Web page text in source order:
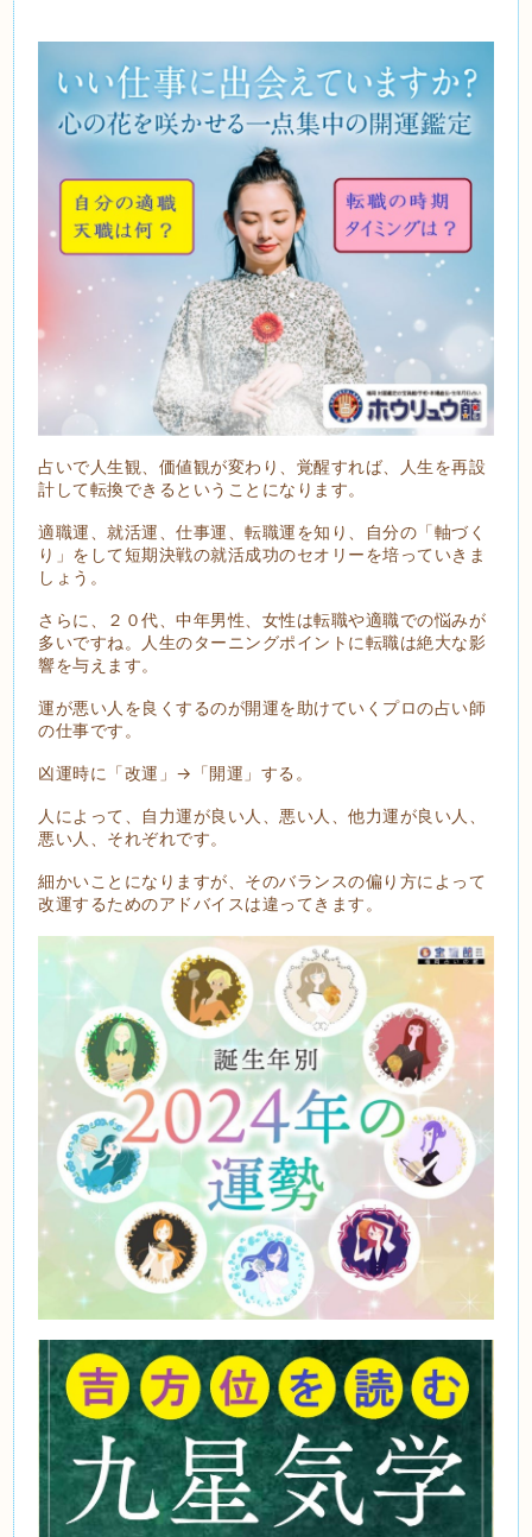
占いで人生観、価値観が変わり、覚醒すれば、人生を再設
計して転換できるということになります。
適職運、就活運、仕事運、転職運を知り、自分の「軸づく
り」をして短期決戦の就活成功のセオリーを培っていきま
しょう。
さらに、２０代、中年男性、女性は転職や適職での悩みが
多いですね。人生のターニングポイントに転職は絶大な影
響を与えます。
運が悪い人を良くするのが開運を助けていくプロの占い師
の仕事です。
凶運時に「改運」→「開運」する。
人によって、自力運が良い人、悪い人、他力運が良い人、
悪い人、それぞれです。
細かいことになりますが、そのバランスの偏り方によって
改運するためのアドバイスは違ってきます。